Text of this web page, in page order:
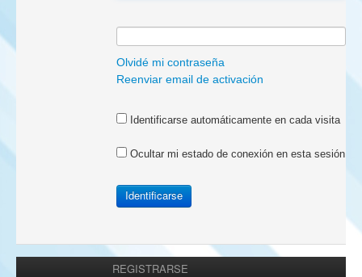
Olvidé mi contraseña
Reenviar email de activación
Identificarse automáticamente en cada visita
Ocultar mi estado de conexión en esta sesión
REGISTRARSE